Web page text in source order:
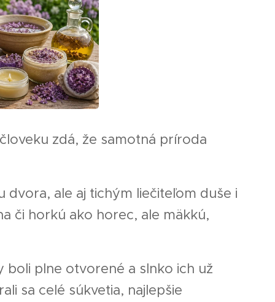
zdá, že samotná príroda
dvora, ale aj tichým liečiteľom duše i
či horkú ako horec, ale mäkkú,
boli plne otvorené a slnko ich už
sa celé súkvetia, najlepšie